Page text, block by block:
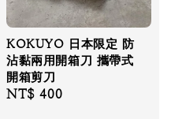
KOKUYO 日本限定 防
沾黏兩用開箱刀 攜帶式
開箱剪刀
Regular
NT$ 400